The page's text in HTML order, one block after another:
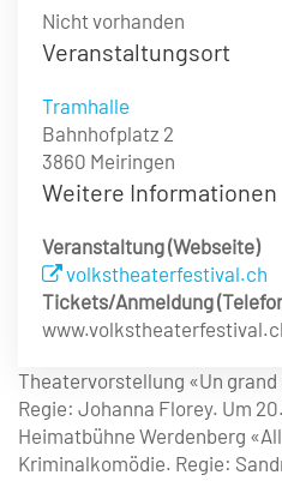
Nicht vorhanden
Veranstaltungsort
Tramhalle
Bahnhofplatz 2
3860 Meiringen
Weitere Informationen
Veranstaltung (Webseite)
volkstheaterfestival.ch
Tickets/Anmeldung
Theatervorstellung «Un grand
Regie: Johanna Florey. Um
Heimatbühne Werdenberg
Kriminalkomödie. Regie: